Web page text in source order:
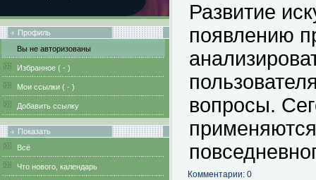
Профиль
Вы не авторизованы
Избранное ( - )
Мои ссылки ( - )
Добавить ссылку
Показать
Всё
Что нового, календарь
Развитие
появлению
вопросы.
Комментарии: 0